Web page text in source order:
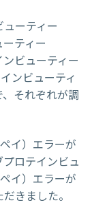
ーティー
ティー
ビューティー
ンビューティ
それぞれが調
イ）エラーが
ロテインビュ
イ）エラーが
きました。